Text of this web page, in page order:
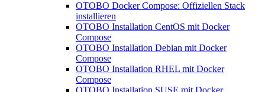
OTOBO Docker Compose: Offiziellen Stack
installieren
OTOBO Installation CentOS mit Docker
Compose
OTOBO Installation Debian mit Docker
Compose
OTOBO Installation RHEL mit Docker
Compose
OTOBO Installation SUSE mit Docker